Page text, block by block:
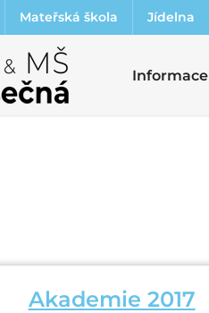
Mateřská škola Jídelna
Informace
Akademie 2017